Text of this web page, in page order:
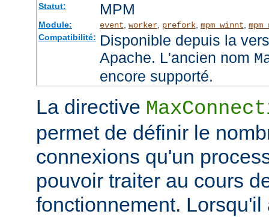
Statut: MPM
Module: event worker, prefork, mpm_winnt
Compatibilité: Disponible depuis la
Apache. L'ancien nom
encore supporté.
La directive
permet de définir le
connexions qu'un
pouvoir traiter au cours
fonctionnement. Lorsqu'il